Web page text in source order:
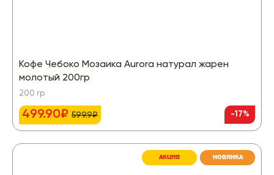
Кофе Чебоко Мозаика Aurora натурал жарен
молотый 200гр
200 гр
499.90₽ 599.9₽ -17%
АКЦИЯ НОВИНКА